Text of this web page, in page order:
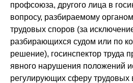
профсоюза, другого лица в
вопросу, разбираемому
трудовых споров (за
разбирающихся судом или по
решение), госинспектор труда
явного нарушения положений
регулирующих сферу трудовых